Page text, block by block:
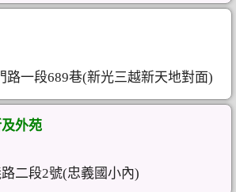
路一段689巷(新光三越新天地對面)
外苑
二段2號(忠義國小內)